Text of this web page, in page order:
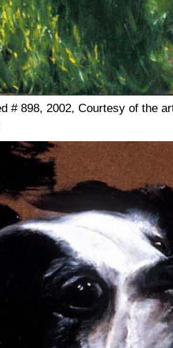
# 898, 2002, Courtesy of the